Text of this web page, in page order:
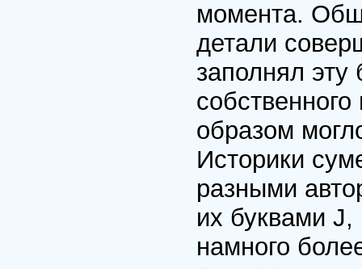
момента.
детали
заполнял эту
образом
Историки
разными
их буквами
намного